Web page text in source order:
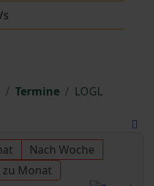
Termine LOGL
Nach Woche
zu Monat